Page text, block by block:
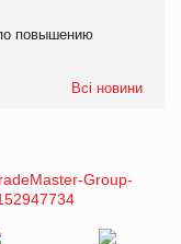
повышению
Всі новини